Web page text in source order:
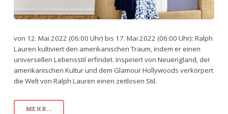
von 12. Mai 2022 (06:00 Uhr) bis 17. Mai 2022 (06:00 Uhr): Ralph
Lauren kultiviert den amerikanischen Traum, indem er einen
universellen Lebensstil erfindet. Inspiriert von Neuengland, der
amerikanischen Kultur und dem Glamour Hollywoods verkörpert
die Welt von Ralph Lauren einen zeitlosen Stil.
MEHR...